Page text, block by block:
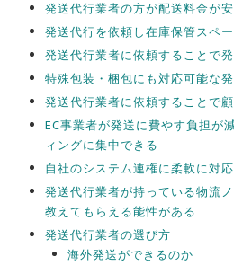
発送代行業者の方が配送料金が
発送代行を依頼し在庫保管スペ
発送代行業者に依頼することで
特殊包装・梱包にも対応可能な
発送代行業者に依頼することで
EC事業者が発送に費やす負担が
ィングに集中できる
自社のシステム連権に柔軟に対
発送代行業者が持っている物流
教えてもらえる能性がある
発送代行業者の選び方
海外発送ができるのか